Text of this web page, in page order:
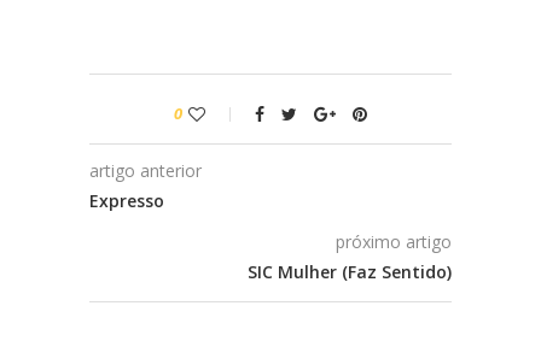
0
artigo anterior
Expresso
próximo artigo
SIC Mulher (Faz Sentido)